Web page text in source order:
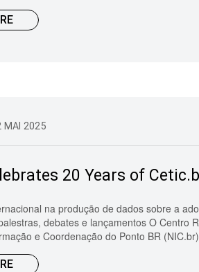
MAI 2025
20 Years of
na produção de dados sobre a
debates e lançamentos O Centro
e Coordenação do Ponto BR